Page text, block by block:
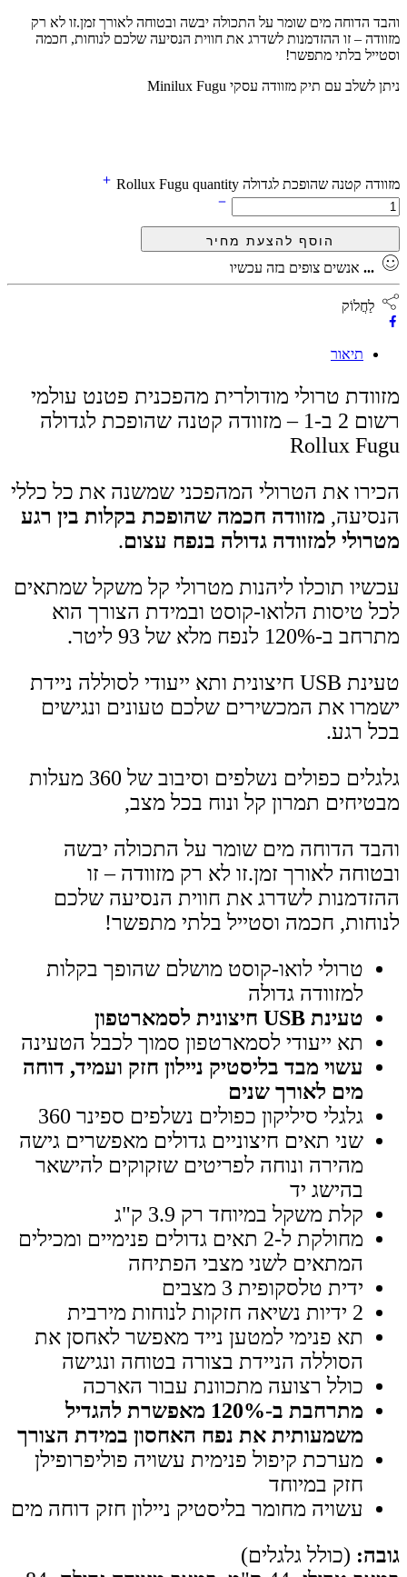
והבד הדוחה מים שומר על התכולה יבשה ובטוחה לאורך זמן.זו לא רק
מזוודה – זו ההזדמנות לשדרג את חווית הנסיעה שלכם לנוחות, חכמה
וסטייל בלתי מתפשר!
ניתן לשלב עם תיק מזוודה עסקי Minilux Fugu
מזוודה קטנה שהופכת לגדולה Rollux Fugu quantity
... אנשים צופים בזה עכשיו
לַחֲלוֹק
תיאור
מזוודת טרולי מודולרית מהפכנית פטנט עולמי
רשום 2 ב-1 – מזוודה קטנה שהופכת לגדולה
Rollux Fugu
הכירו את הטרולי המהפכני שמשנה את כל כללי
הנסיעה, מזוודה חכמה שהופכת בקלות בין רגע
מטרולי למזוודה גדולה בנפח עצום.
עכשיו תוכלו ליהנות מטרולי קל משקל שמתאים
לכל טיסות הלואו-קוסט ובמידת הצורך הוא
מתרחב ב-120% לנפח מלא של 93 ליטר.
טעינת USB חיצונית ותא ייעודי לסוללה ניידת
ישמרו את המכשירים שלכם טעונים ונגישים
בכל רגע.
גלגלים כפולים נשלפים וסיבוב של 360 מעלות
מבטיחים תמרון קל ונוח בכל מצב,
והבד הדוחה מים שומר על התכולה יבשה
ובטוחה לאורך זמן.זו לא רק מזוודה – זו
ההזדמנות לשדרג את חווית הנסיעה שלכם
לנוחות, חכמה וסטייל בלתי מתפשר!
טרולי לואו-קוסט מושלם שהופך בקלות
למזוודה גדולה
טעינת USB חיצונית לסמארטפון
תא ייעודי לסמארטפון סמוך לכבל הטעינה
עשוי מבד בליסטיק ניילון חזק ועמיד, דוחה
מים לאורך שנים
גלגלי סיליקון כפולים נשלפים ספינר 360
שני תאים חיצוניים גדולים מאפשרים גישה
מהירה ונוחה לפריטים שזקוקים להישאר
בהישג יד
קלת משקל במיוחד רק 3.9 ק"ג
מחולקת ל-2 תאים גדולים פנימיים ומכילים
המתאים לשני מצבי הפתיחה
ידית טלסקופית 3 מצבים
2 ידיות נשיאה חזקות לנוחות מירבית
תא פנימי למטען נייד מאפשר לאחסן את
הסוללה הניידת בצורה בטוחה ונגישה
כולל רצועה מתכוונת עבור הארכה
מתרחבת ב-120% מאפשרת להגדיל
משמעותית את נפח האחסון במידת הצורך
מערכת קיפול פנימית עשויה פוליפרופילן
חזק במיוחד
עשויה מחומר בליסטיק ניילון חזק דוחה מים
גובה: (כולל גלגלים)